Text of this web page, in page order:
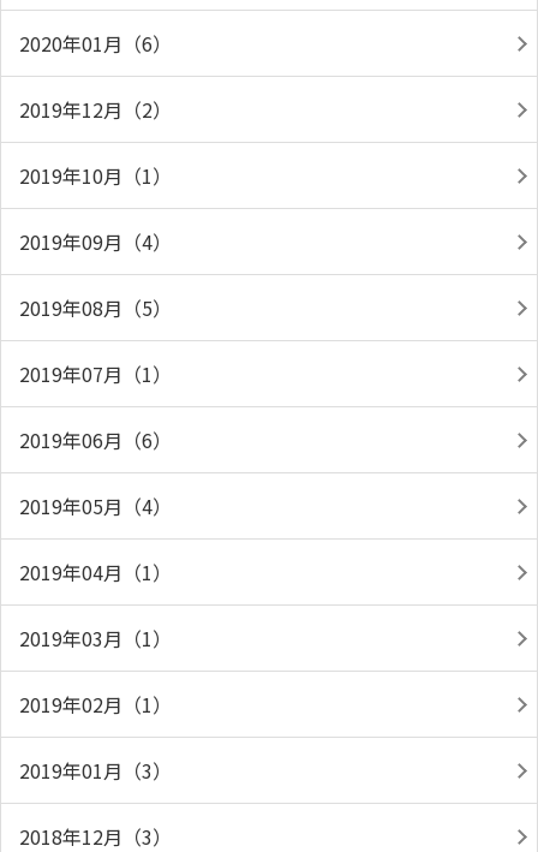
2020年01月（6）
2019年12月（2）
2019年10月（1）
2019年09月（4）
2019年08月（5）
2019年07月（1）
2019年06月（6）
2019年05月（4）
2019年04月（1）
2019年03月（1）
2019年02月（1）
2019年01月（3）
2018年12月（3）